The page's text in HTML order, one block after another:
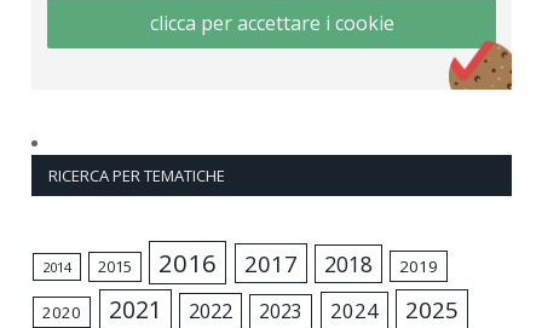
clicca per accettare i cookie
RICERCA PER TEMATICHE
2014 2015 2016 2017 2018 2019
2020 2021 2022 2023 2024 2025